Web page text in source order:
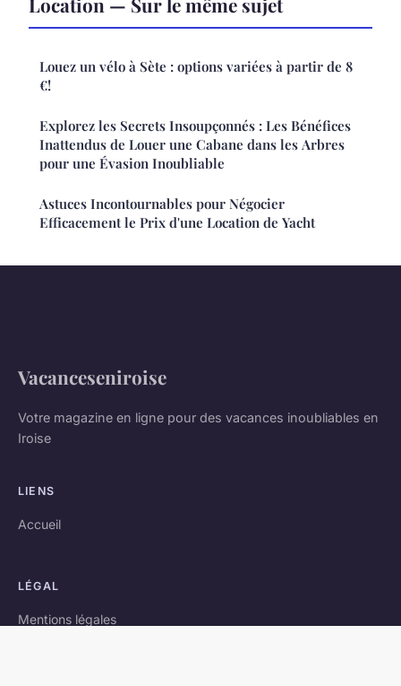
Louez un vélo à Sète : options variées à partir de 8
€!
Explorez les Secrets Insoupçonnés : Les Bénéfices
Inattendus de Louer une Cabane dans les Arbres
pour une Évasion Inoubliable
Astuces Incontournables pour Négocier
Efficacement le Prix d'une Location de Yacht
Vacanceseniroise
Votre magazine en ligne pour des vacances inoubliables en
Iroise
LIENS
Accueil
LÉGAL
Mentions légales